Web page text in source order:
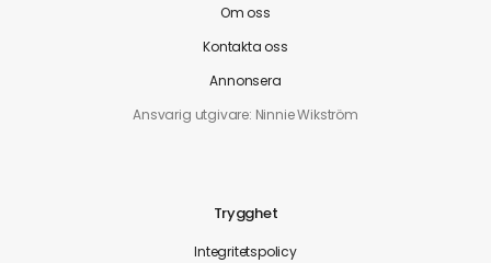
Om oss
Kontakta oss
Annonsera
Ansvarig utgivare: Ninnie Wikström
Trygghet
Integritetspolicy